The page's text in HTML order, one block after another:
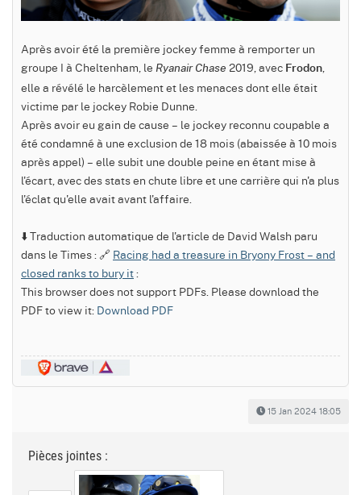
Après avoir été la première jockey femme à remporter un
groupe I à Cheltenham, le Ryanair Chase 2019, avec Frodon
elle a révélé le harcèlement et les menaces dont elle était
victime par le jockey Robie Dunne.
Après avoir eu gain de cause – le jockey reconnu coupable a
été condamné à une exclusion de 18 mois (abaissée à 10 mois
après appel) – elle subit une double peine en étant mise à
l'écart, avec des stats en chute libre et une carrière qui n'a plus
l'éclat qu'elle avait avant l'affaire.
⬇️ Traduction automatique de l'article de David Walsh paru
dans le Times : 🔗 Racing had a treasure in Bryony Frost – and
closed ranks to bury it:
This browser does not support PDFs. Please download the
PDF to view it: Download PDF
15 Jan 2024 18:05
Pièces jointes :